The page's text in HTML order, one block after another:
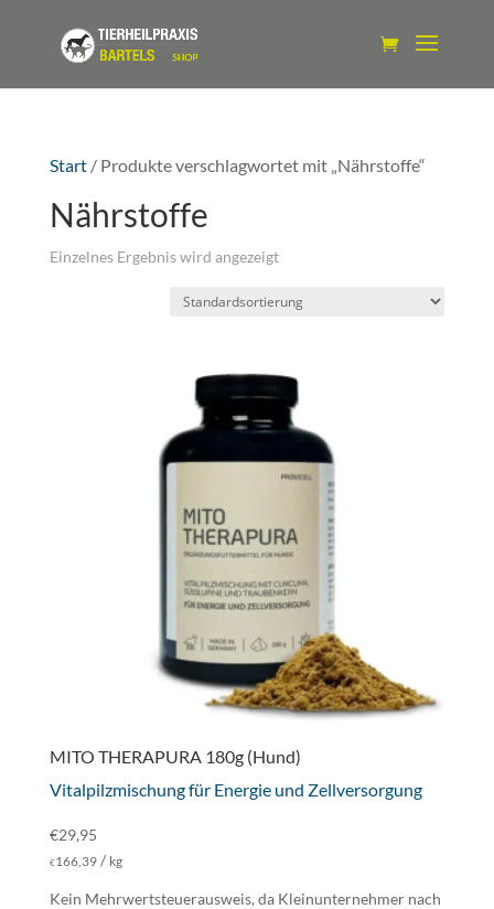
Start/ Produkte verschlagwortet mit „Nährstoffe“
Nährstoffe
Einzelnes Ergebnis wird angezeigt
MITO THERAPURA 180g (Hund)
Vitalpilzmischung für Energie und Zellversorgung
€29,95
€166,39/ kg
Kein Mehrwertsteuerausweis, da Kleinunternehmer nach